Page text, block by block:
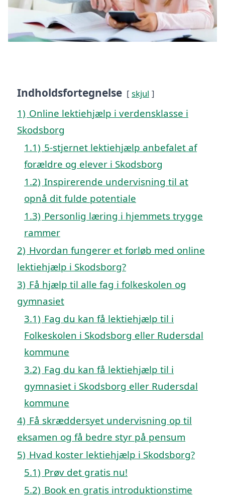
Indholdsfortegnelse skjul
1) Online lektiehjælp i verdensklasse i
Skodsborg
1.1) 5-stjernet lektiehjælp anbefalet af
forældre og elever i Skodsborg
1.2) Inspirerende undervisning til at
opnå dit fulde potentiale
1.3) Personlig læring i hjemmets trygge
rammer
2) Hvordan fungerer et forløb med online
lektiehjælp i Skodsborg?
3) Få hjælp til alle fag i folkeskolen og
gymnasiet
3.1) Fag du kan få lektiehjælp til i
Folkeskolen i Skodsborg eller Rudersdal
kommune
3.2) Fag du kan få lektiehjælp til i
gymnasiet i Skodsborg eller Rudersdal
kommune
4) Få skræddersyet undervisning op til
eksamen og få bedre styr på pensum
5) Hvad koster lektiehjælp i Skodsborg?
5.1) Prøv det gratis nu!
5.2) Book en gratis introduktionstime